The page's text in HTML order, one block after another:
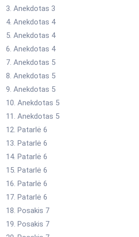
3. Anekdotas 3
4. Anekdotas 4
5. Anekdotas 4
6. Anekdotas 4
7. Anekdotas 5
8. Anekdotas 5
9. Anekdotas 5
10. Anekdotas 5
11. Anekdotas 5
12. Patarlė 6
13. Patarlė 6
14. Patarlė 6
15. Patarlė 6
16. Patarlė 6
17. Patarlė 6
18. Posakis 7
19. Posakis 7